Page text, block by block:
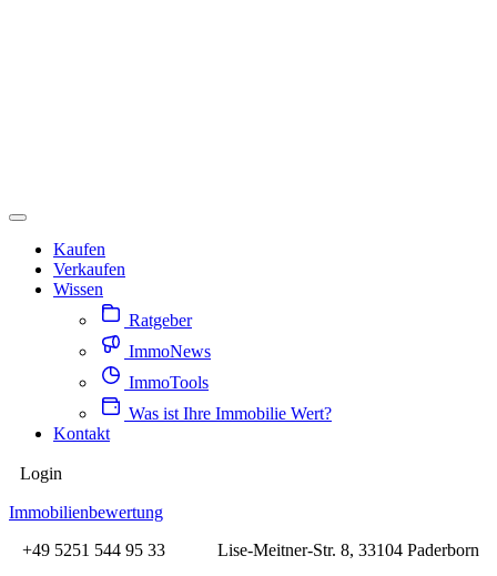
Kaufen
Verkaufen
Wissen
Ratgeber
ImmoNews
ImmoTools
Was ist Ihre Immobilie Wert?
Kontakt
Login
Immobilienbewertung
+49 5251 544 95 33
Lise-Meitner-Str. 8, 33104 Paderborn